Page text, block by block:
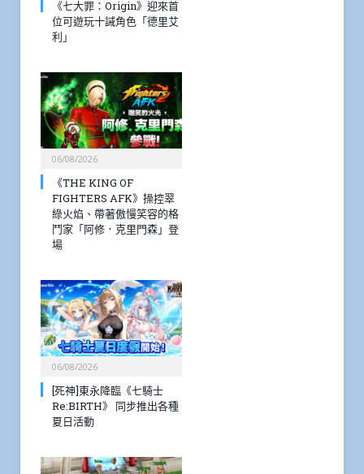
《七大罪：Origin》迎來首
位可遊玩十誡角色「德里艾
利」
06/08/2026
《THE KING OF
FIGHTERS AFK》操控翠
綠火焰、帶著傲慢笑容的格
鬥家「阿修．克里門森」登
場
06/08/2026
[死神]東永降臨《七騎士
Re:BIRTH》 同步推出各種
夏日活動